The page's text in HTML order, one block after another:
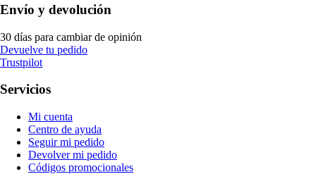
Envío y devolución
30 días para cambiar de opinión
Devuelve tu pedido
Trustpilot
Servicios
Mi cuenta
Centro de ayuda
Seguir mi pedido
Devolver mi pedido
Códigos promocionales